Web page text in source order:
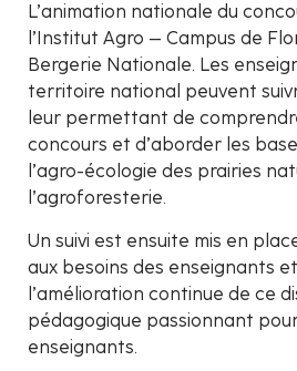
L’animation nationale du
l’Institut Agro – Campus de
Bergerie Nationale. Les
territoire national peuvent
leur permettant de
concours et d’aborder les
l’agro-écologie des prairies
l’agroforesterie.
Un suivi est ensuite mis en
aux besoins des enseignants
l’amélioration continue de ce
pédagogique passionnant
enseignants.